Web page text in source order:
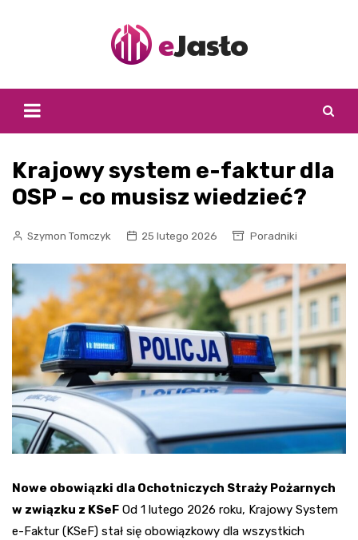
Krajowy system e-faktur dla
OSP – co musisz wiedzieć?
Szymon Tomczyk 25 lutego 2026 Poradniki
Nowe obowiązki dla Ochotniczych Straży Pożarnych
w związku z KSeF Od 1 lutego 2026 roku, Krajowy System
e-Faktur (KSeF) stał się obowiązkowy dla wszystkich